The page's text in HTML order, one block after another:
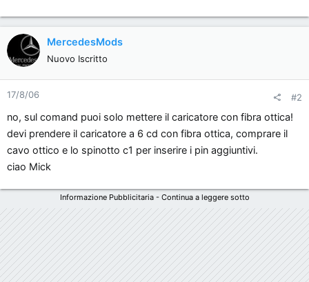
MercedesMods
Nuovo Iscritto
17/8/06 #2
no, sul comand puoi solo mettere il caricatore con fibra ottica!
devi prendere il caricatore a 6 cd con fibra ottica, comprare il
cavo ottico e lo spinotto c1 per inserire i pin aggiuntivi.
ciao Mick
Informazione Pubblicitaria - Continua a leggere sotto